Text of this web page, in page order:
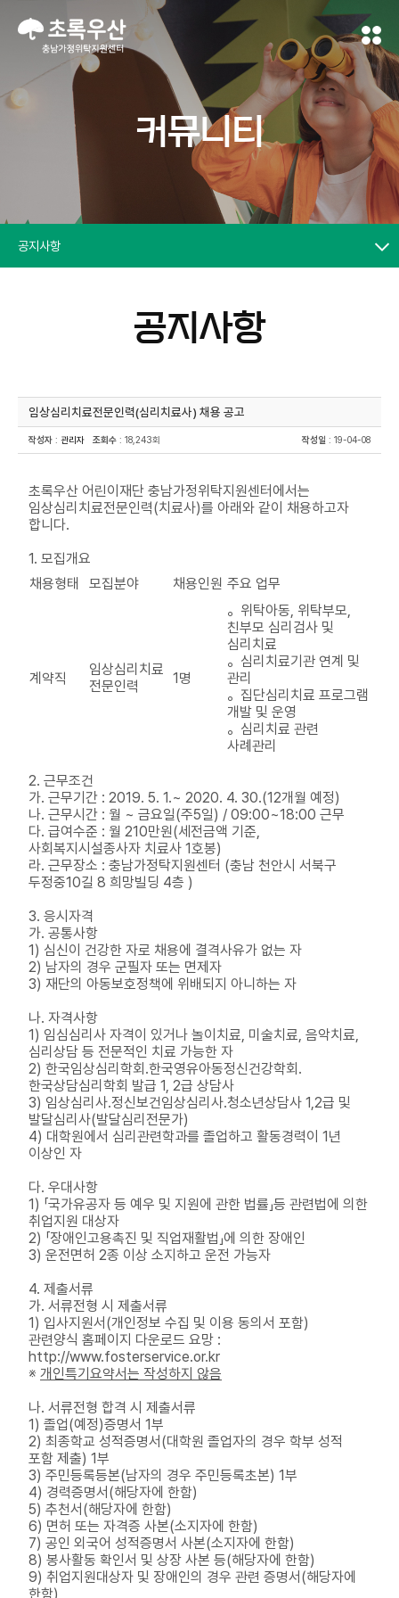
커뮤니티
공지사항
공지사항
임상심리치료전문인력(심리치료사) 채용 공고
작성자 : 관리자 조회수 : 18,243회 작성일 : 19-04-08
초록우산 어린이재단 충남가정위탁지원센터에서는
임상심리치료전문인력(치료사)를 아래와 같이 채용하고자
합니다.
1. 모집개요
채용형태
모집분야 채용인원 주요 업무
계약직
임상심리치료
전문인력
1명
。위탁아동, 위탁부모,
친부모 심리검사 및
심리치료
。심리치료기관 연계 및
관리
。집단심리치료 프로그램
개발 및 운영
。심리치료 관련
사례관리
2. 근무조건
가. 근무기간 : 2019. 5. 1.~ 2020. 4. 30.(12개월 예정)
나. 근무시간 : 월 ~ 금요일(주5일) / 09:00~18:00 근무
다. 급여수준 : 월 210만원(세전금액 기준,
사회복지시설종사자 치료사 1호봉)
라. 근무장소 : 충남가정탁지원센터 (충남 천안시 서북구
두정중10길 8 희망빌딩 4층 )
3. 응시자격
가. 공통사항
1) 심신이 건강한 자로 채용에 결격사유가 없는 자
2) 남자의 경우 군필자 또는 면제자
3) 재단의 아동보호정책에 위배되지 아니하는 자
나. 자격사항
1) 임심심리사 자격이 있거나 놀이치료, 미술치료, 음악치료,
심리상담 등 전문적인 치료 가능한 자
2) 한국임상심리학회.한국영유아동정신건강학회.
한국상담심리학회 발급 1, 2급 상담사
3) 임상심리사.정신보건임상심리사.청소년상담사 1,2급 및
발달심리사(발달심리전문가)
4) 대학원에서 심리관련학과를 졸업하고 활동경력이 1년
이상인 자
다. 우대사항
1) 「국가유공자 등 예우 및 지원에 관한 법률」등 관련법에 의한
취업지원 대상자
2) 「장애인고용촉진 및 직업재활법」에 의한 장애인
3) 운전면허 2종 이상 소지하고 운전 가능자
4. 제출서류
가. 서류전형 시 제출서류
1) 입사지원서(개인정보 수집 및 이용 동의서 포함)
관련양식 홈페이지 다운로드 요망 :
http://www.fosterservice.or.kr
※ 개인특기요약서는 작성하지 않음
나. 서류전형 합격 시 제출서류
1) 졸업(예정)증명서 1부
2) 최종학교 성적증명서(대학원 졸업자의 경우 학부 성적
포함 제출) 1부
3) 주민등록등본(남자의 경우 주민등록초본) 1부
4) 경력증명서(해당자에 한함)
5) 추천서(해당자에 한함)
6) 면허 또는 자격증 사본(소지자에 한함)
7) 공인 외국어 성적증명서 사본(소지자에 한함)
8) 봉사활동 확인서 및 상장 사본 등(해당자에 한함)
9) 취업지원대상자 및 장애인의 경우 관련 증명서(해당자에
한함)